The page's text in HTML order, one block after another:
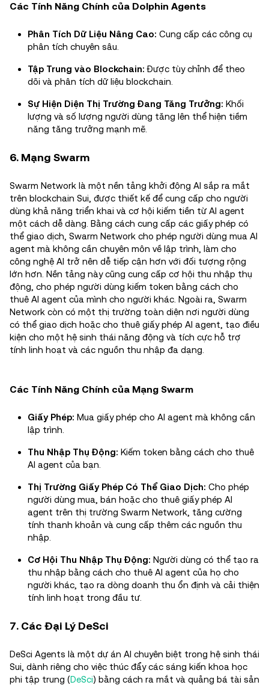
Các Tính Năng Chính của Dolphin Agents
Phân Tích Dữ Liệu Nâng Cao: Cung cấp các công cụ
phân tích chuyên sâu.
Tập Trung vào Blockchain:Được tùy chỉnh để theo
dõi và phân tích dữ liệu blockchain.
Sự Hiện Diện Thị Trường Đang Tăng Trưởng: Khối
lượng và số lượng người dùng tăng lên thể hiện tiềm
năng tăng trưởng mạnh mẽ.
6. Mạng Swarm
Swarm Network là một nền tảng khởi động AI sắp ra mắt
trên blockchain Sui, được thiết kế để cung cấp cho người
dùng khả năng triển khai và cơ hội kiếm tiền từ AI agent
một cách dễ dàng. Bằng cách cung cấp các giấy phép có
thể giao dịch, Swarm Network cho phép người dùng mua AI
agent mà không cần chuyên môn về lập trình, làm cho
công nghệ AI trở nên dễ tiếp cận hơn với đối tượng rộng
lớn hơn. Nền tảng này cũng cung cấp cơ hội thu nhập thụ
động, cho phép người dùng kiếm token bằng cách cho
thuê AI agent của mình cho người khác. Ngoài ra, Swarm
Network còn có một thị trường toàn diện nơi người dùng
có thể giao dịch hoặc cho thuê giấy phép AI agent, tạo điều
kiện cho một hệ sinh thái năng động và tích cực hỗ trợ
tính linh hoạt và các nguồn thu nhập đa dạng.
Các Tính Năng Chính của Mạng Swarm
Giấy Phép: Mua giấy phép cho AI agent mà không cần
lập trình.
Thu Nhập Thụ Động: Kiếm token bằng cách cho thuê
AI agent của bạn.
Thị Trường Giấy Phép Có Thể Giao Dịch: Cho phép
người dùng mua, bán hoặc cho thuê giấy phép AI
agent trên thị trường Swarm Network, tăng cường
tính thanh khoản và cung cấp thêm các nguồn thu
nhập.
Cơ Hội Thu Nhập Thụ Động: Người dùng có thể tạo ra
thu nhập bằng cách cho thuê AI agent của họ cho
người khác, tạo ra dòng doanh thu ổn định và cải thiện
tính linh hoạt trong đầu tư.
7. Các Đại Lý DeSci
DeSci Agents là một dự án AI chuyên biệt trong hệ sinh thái
Sui, dành riêng cho việc thúc đẩy các sáng kiến khoa học
phi tập trung (DeSci) bằng cách ra mắt và quảng bá tài sản